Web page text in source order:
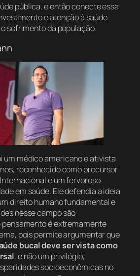
pública, e então conecte essa
e atenção à saúde
sofrimento da população.
um médico americano e ativista
reconhecido como precursor
e um fervoroso
em saúde. Ele defendia a ideia
direito humano fundamental e
nesse campo são
pensamento é extremamente
pois permite argumentar que
bucal deve ser vista como
, e não um privilégio,
socioeconômicas no